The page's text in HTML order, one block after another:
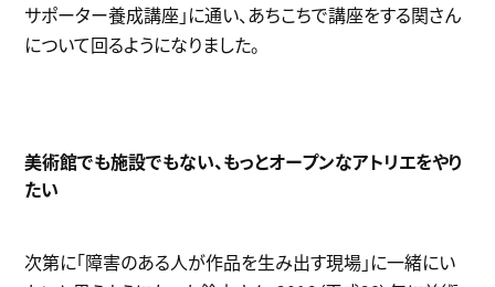
サポーター養成講座」に通い、あちこちで講座をする関さん
について回るようになりました。
美術館でも施設でもない、もっとオープンなアトリエをやり
たい
次第に「障害のある人が作品を生み出す現場」に一緒にい